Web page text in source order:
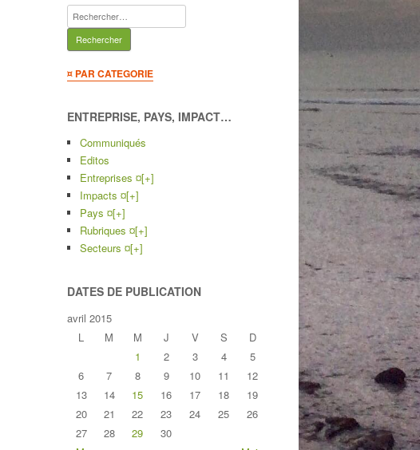
Rechercher :
¤ PAR CATEGORIE
ENTREPRISE, PAYS, IMPACT…
Communiqués
Editos
Entreprises ¤[+]
Impacts ¤[+]
Pays ¤[+]
Rubriques ¤[+]
Secteurs ¤[+]
DATES DE PUBLICATION
avril 2015
L
M M J V S
D
1
2 3 4
5
6
7 8 9 10 11
12
13
14 15 16 17 18
19
20
21 22 23 24 25
26
27
28 29
30